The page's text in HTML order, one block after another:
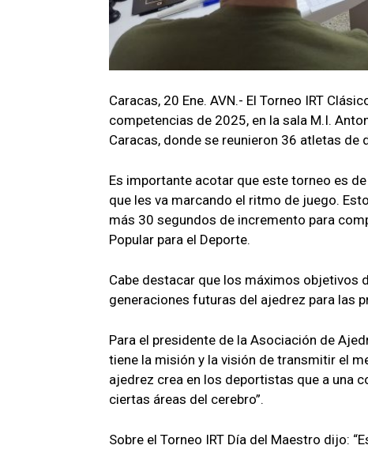
Caracas, 20 Ene. AVN.- El Torneo IRT
competencias de 2025, en la sala M.I.
Caracas, donde se reunieron 36 atletas
Es importante acotar que este torneo es
que les va marcando el ritmo de juego.
más 30 segundos de incremento para
Popular para el Deporte.
Cabe destacar que los máximos objetivos
generaciones futuras del ajedrez para las
Para el presidente de la Asociación de
tiene la misión y la visión de transmitir el
ajedrez crea en los deportistas que a una
ciertas áreas del cerebro”.
Sobre el Torneo IRT Día del Maestro dijo: